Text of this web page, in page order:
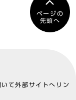
ページの
先頭へ
て外部サイトへリン